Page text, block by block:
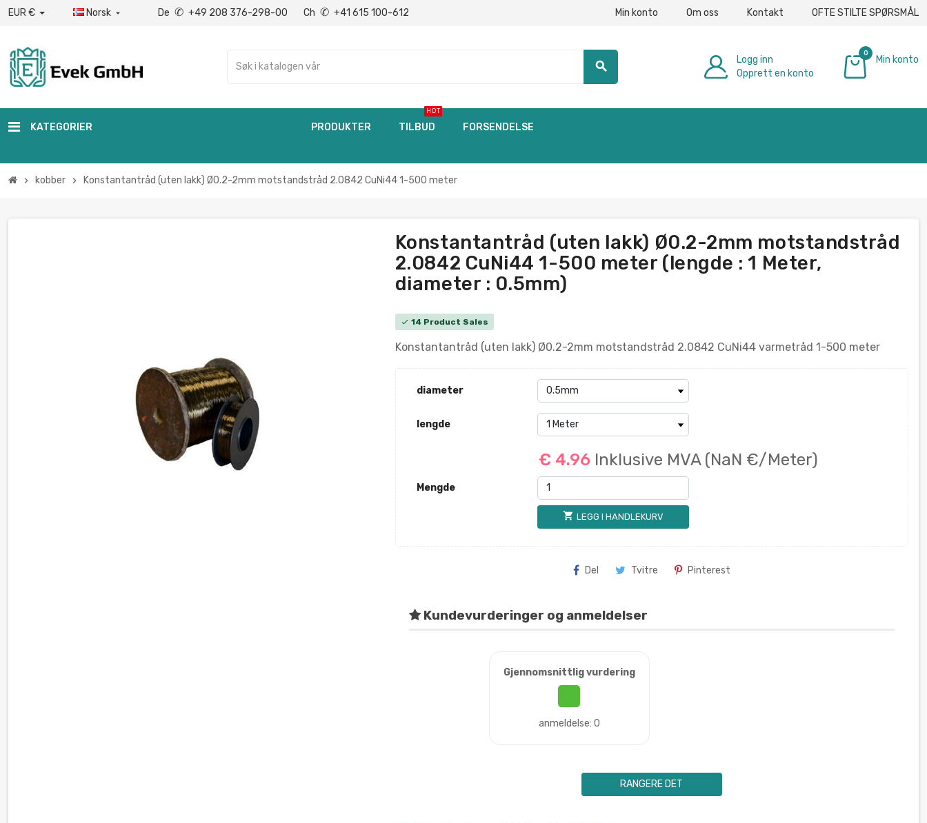
EUR € Norsk  De ✆ +49 208 376-298-00 Ch ✆ +41 615 100-612 Min konto Om oss Kontakt OFTE STILTE SPØRSMÅL
search
Logg inn
Opprett en konto
0
Min konto
KATEGORIER PRODUKTER TILBUD
HOT
FORSENDELSE
chevron_right kobber chevron_right Konstantantråd (uten lakk) Ø0.2-2mm motstandstråd 2.0842 CuNi44 1-500 meter
Konstantantråd (uten lakk) Ø0.2-2mm motstandstråd
2.0842 CuNi44 1-500 meter (lengde : 1 Meter,
diameter : 0.5mm)
check 14 Product Sales
Konstantantråd (uten lakk) Ø0.2-2mm motstandstråd 2.0842 CuNi44 varmetråd 1-500 meter
diameter
lengde
€ 4.96 Inklusive MVA (NaN €/Meter)
Mengde
shopping_cart LEGG I HANDLEKURV
Del Tvitre Pinterest
Kundevurderinger og anmeldelser
Gjennomsnittlig vurdering
anmeldelse: 0
RANGERE DET